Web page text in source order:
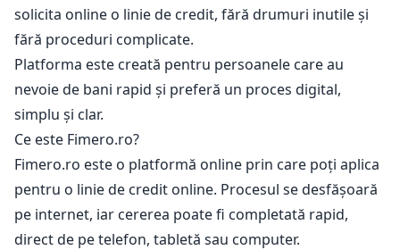
solicita online o linie de credit, fără drumuri inutile și
fără proceduri complicate.
Platforma este creată pentru persoanele care au
nevoie de bani rapid și preferă un proces digital,
simplu și clar.
Ce este Fimero.ro?
Fimero.ro este o platformă online prin care poți aplica
pentru o linie de credit online. Procesul se desfășoară
pe internet, iar cererea poate fi completată rapid,
direct de pe telefon, tabletă sau computer.